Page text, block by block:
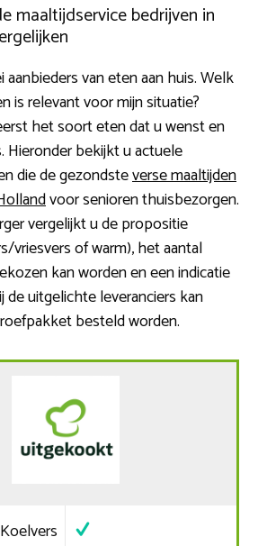
maaltijdservice bedrijven in
aanbieders van eten aan huis. Welk
is relevant voor mijn situatie?
het soort eten dat u wenst en
Hieronder bekijkt u actuele
die de gezondsteverse maaltijden
voor senioren thuisbezorgen.
vergelijkt u de propositie
vriesvers of warm), het aantal
kan worden en een indicatie
de uitgelichte leveranciers kan
besteld worden.
Koelvers